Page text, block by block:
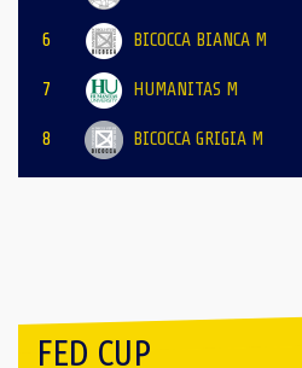
6 BICOCCA BIANCA M
7 HUMANITAS M
8 BICOCCA GRIGIA M
FED CUP